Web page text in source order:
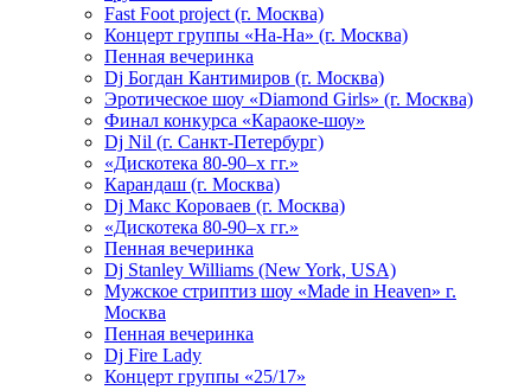
Fast Foot project (г. Москва)
Концерт группы «На-На» (г. Москва)
Пенная вечеринка
Dj Богдан Кантимиров (г. Москва)
Эротическое шоу «Diamond Girls» (г. Москва)
Финал конкурса «Караоке-шоу»
Dj Nil (г. Санкт-Петербург)
«Дискотека 80-90–х гг.»
Карандаш (г. Москва)
Dj Макс Короваев (г. Москва)
«Дискотека 80-90–х гг.»
Пенная вечеринка
Dj Stanley Williams (New York, USA)
Мужское стриптиз шоу «Made in Heaven» г.
Москва
Пенная вечеринка
Dj Fire Lady
Концерт группы «25/17»